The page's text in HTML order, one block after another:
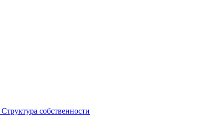
Структура собственности